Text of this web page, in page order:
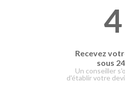
4
Recevez
sous
Un conseiller
d'établir votre